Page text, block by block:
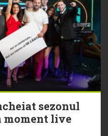
Cabron vine
Verii
Aia x DJ
Theo Rose -
sezonul
moment live